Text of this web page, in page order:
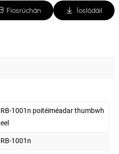
Fiosrúchán Íoslódáil
RB-1001n poitéiméadar thumbwh
eel
RB-1001n